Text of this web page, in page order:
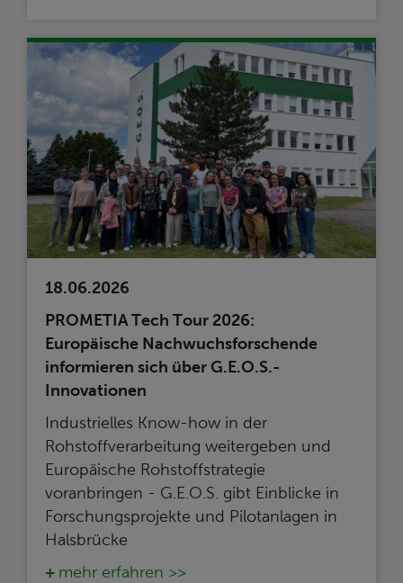
18.06.2026
PROMETIA Tech Tour 2026:
Europäische Nachwuchsforschende
informieren sich über G.E.O.S.-
Innovationen
Industrielles Know-how in der
Rohstoffverarbeitung weitergeben und
Europäische Rohstoffstrategie
voranbringen - G.E.O.S. gibt Einblicke in
Forschungsprojekte und Pilotanlagen in
Halsbrücke
mehr erfahren >>